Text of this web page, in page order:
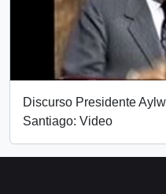
Discurso Presidente
Santiago: Video